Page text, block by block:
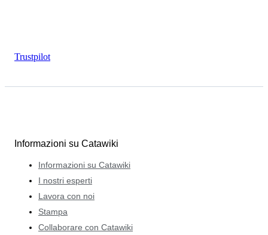
Trustpilot
Informazioni su Catawiki
Informazioni su Catawiki
I nostri esperti
Lavora con noi
Stampa
Collaborare con Catawiki